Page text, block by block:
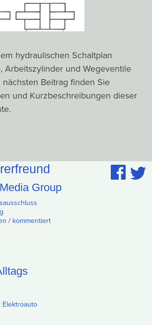
hydraulischen Schaltplan
Arbeitszylinder und Wegeventile
nächsten Beitrag finden Sie
und Kurzbeschreibungen dieser
Group
/ kommentiert
Elektroauto